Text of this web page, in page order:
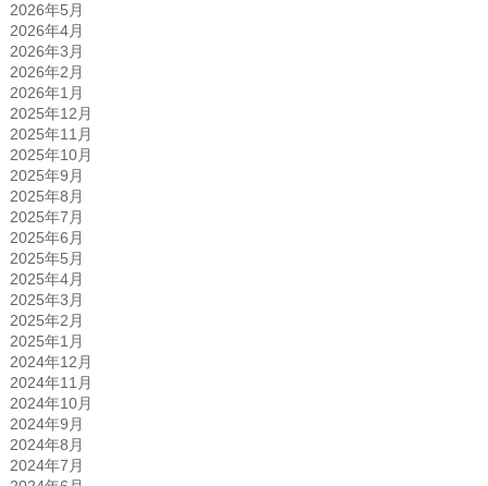
2026年5月
2026年4月
2026年3月
2026年2月
2026年1月
2025年12月
2025年11月
2025年10月
2025年9月
2025年8月
2025年7月
2025年6月
2025年5月
2025年4月
2025年3月
2025年2月
2025年1月
2024年12月
2024年11月
2024年10月
2024年9月
2024年8月
2024年7月